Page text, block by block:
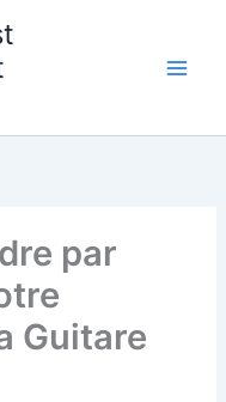
par
Guitare